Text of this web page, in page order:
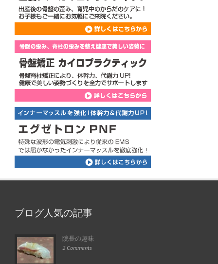
ブログ人気の記事
院長の趣味
2 Comments